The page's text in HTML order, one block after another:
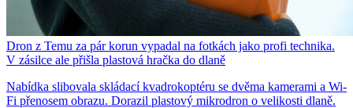
Dron z Temu za pár korun vypadal na fotkách jako profi technika.
V zásilce ale přišla plastová hračka do dlaně
Nabídka slibovala skládací kvadrokoptéru se dvěma kamerami a Wi-
Fi přenosem obrazu. Dorazil plastový mikrodron o velikosti dlaně.